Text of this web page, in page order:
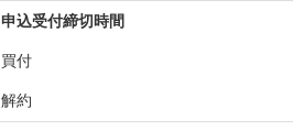
申込受付締切時間
買付
解約